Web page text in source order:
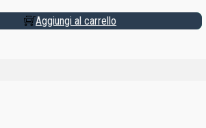
Aggiungi al carrello